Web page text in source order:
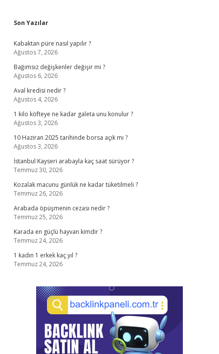
Sidebar
Son Yazılar
Kabaktan püre nasıl yapılır ?
Ağustos 7, 2026
Bağımsız değişkenler değişir mi ?
Ağustos 6, 2026
Aval kredisi nedir ?
Ağustos 4, 2026
1 kilo köfteye ne kadar galeta unu konulur ?
Ağustos 3, 2026
10 Haziran 2025 tarihinde borsa açık mı ?
Ağustos 3, 2026
İstanbul Kayseri arabayla kaç saat sürüyor ?
Temmuz 30, 2026
Kozalak macunu günlük ne kadar tüketilmeli ?
Temmuz 26, 2026
Arabada öpüşmenin cezası nedir ?
Temmuz 25, 2026
Karada en güçlü hayvan kimdir ?
Temmuz 24, 2026
1 kadın 1 erkek kaç yıl ?
Temmuz 24, 2026